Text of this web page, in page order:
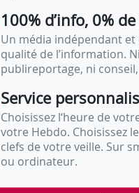
100% d’info, 0%
Un média indépendant
qualité de l’information.
publireportage, ni
Service
Choisissez l‘heure de
votre Hebdo. Choisissez
clefs de votre veille. Sur
ou ordinateur.